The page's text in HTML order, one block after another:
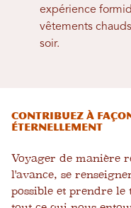
expérience
vêtements
soir.
Contribuez à
éternellement
Voyager de manière
l'avance, se
possible et prendre le